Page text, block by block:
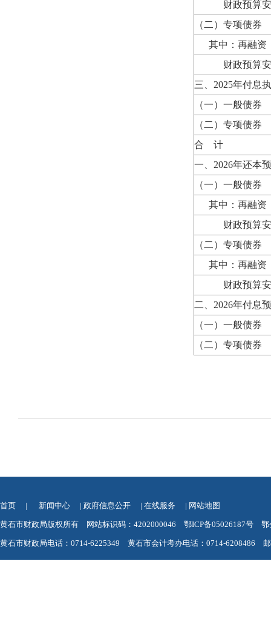
财政预算
（二）专项债券
其中：再融资
财政预算安
三、2025年付息
（一）一般债券
（二）专项债券
合 计
一、2026年还本
（一）一般债券
其中：再融资
财政预算
（二）专项债券
其中：再融资
财政预算安
二、2026年付息
（一）一般债券
（二）专项债券
首页 | 新闻中心 | 政府信息公开 | 在线服务 | 网站地图
黄石市财政局版权所有 网站标识码：4202000046 鄂ICP备05026187号 鄂
黄石市财政局电话：0714-6225349 黄石市会计考办电话：0714-6208486